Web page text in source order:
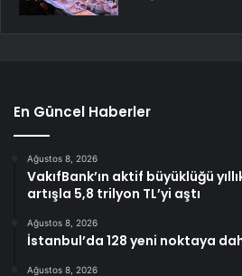
En Güncel Haberler
Ağustos 8, 2026
VakıfBank’ın aktif büyüklüğü
artışla 5,8 trilyon TL’yi aştı
Ağustos 8, 2026
İstanbul’da 128 yeni noktaya
Ağustos 8, 2026